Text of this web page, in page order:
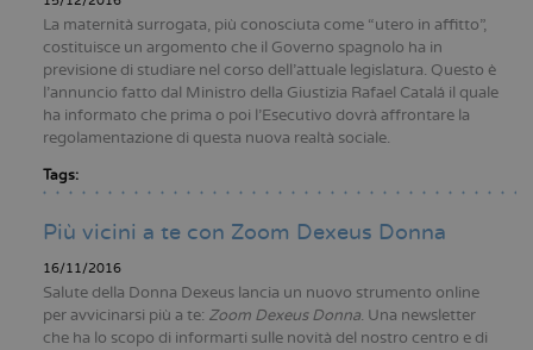
La maternità surrogata, più conosciuta come “utero in affitto”,
costituisce un argomento che il Governo spagnolo ha in
previsione di studiare nel corso dell’attuale legislatura. Questo è
l’annuncio fatto dal Ministro della Giustizia Rafael Catalá il quale
ha informato che prima o poi l’Esecutivo dovrà affrontare la
regolamentazione di questa nuova realtà sociale.
Tags:
Più vicini a te con Zoom Dexeus Donna
16/11/2016
Salute della Donna Dexeus lancia un nuovo strumento online
per avvicinarsi più a te: Zoom Dexeus Donna. Una newsletter
che ha lo scopo di informarti sulle novità del nostro centro e di